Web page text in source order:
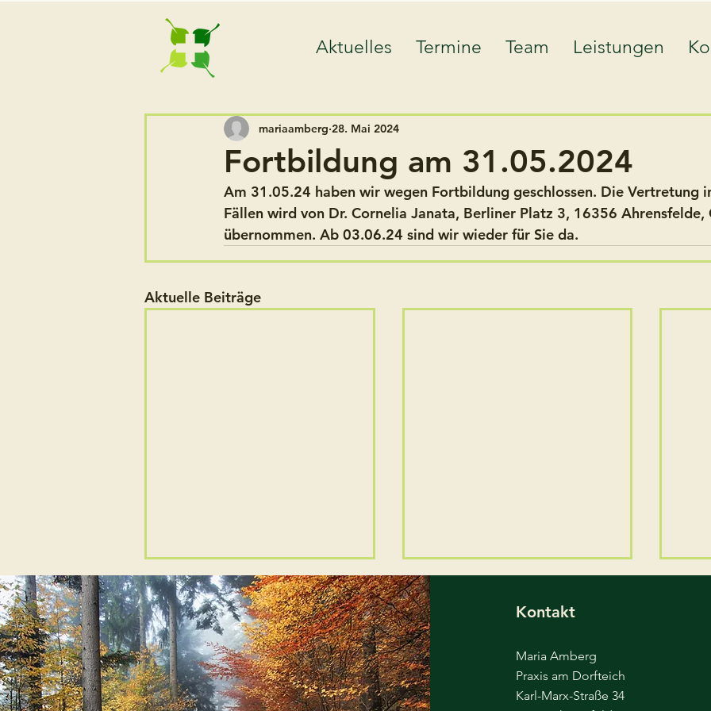
Aktuelles Termine Team Leistungen
Fortbildung am 31.05.2024
mariaamberg 28. Mai 2024
Am 31.05.24 haben wir wegen Fortbildung geschlossen. Die Vertretung
Fällen wird von Dr. Cornelia Janata, Berliner Platz 3, 16356 Ahrensfelde,
übernommen. Ab 03.06.24 sind wir wieder für Sie da.
Aktuelle Beiträge
Keine Schließzeiten über
den Sommer
Gute Nachrichten! Auch in
diesem Jahr bleibt die Praxis
am Dorfteich den ganzen
Sommer geöffnet. Auch die
Brückentag 15.05.
geschlossen
Am Freitag nach Himmelfahrt
bleibt die Praxis geschlossen.
Am 18.05. sind wir wieder wie
gewohnt für Sie da!
Kontakt
Maria Amberg
Praxis am Dorfteich
Karl-Marx-Straße 34